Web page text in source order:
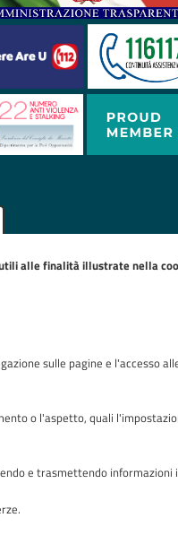
utili alle finalità illustrate nella
sulle pagine e l'accesso
o l'aspetto, quali
e trasmettendo informazioni